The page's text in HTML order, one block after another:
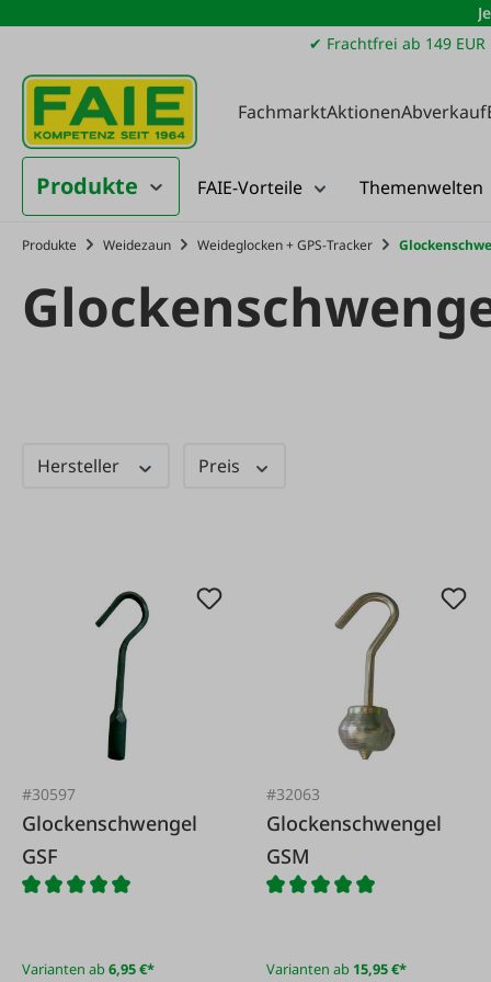
Hauptinhalt springen
Zur Suche springen
Zur Hauptnavigation springen
✔ Frachtfrei ab 149 EUR
FachmarktAktionenAbverkauf
Produkte FAIE-Vorteile Themenwelten
Produkte Weidezaun Weideglocken + GPS-Tracker
Hersteller Preis
#30597
Glockenschwengel
GSF
Varianten ab6,95 €*
#32063
Glockenschwengel
GSM
Varianten ab 15,95 €*